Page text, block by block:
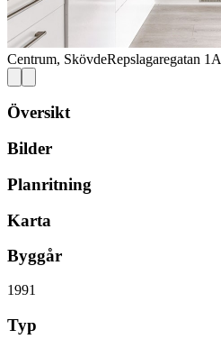
Centrum, SkövdeRepslagaregatan 1A
Översikt
Bilder
Planritning
Karta
Byggår
1991
Typ